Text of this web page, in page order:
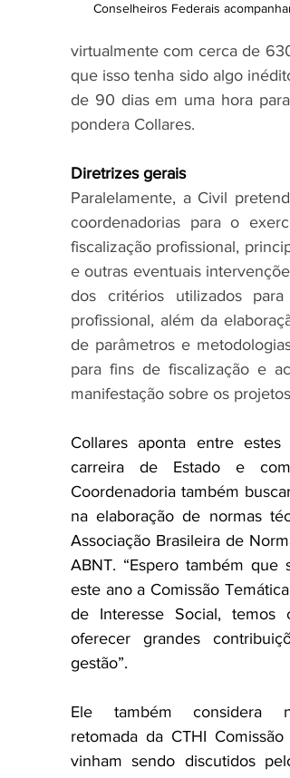
Conselheiros Federais
virtualmente com cerca de
que isso tenha sido algo
de 90 dias em uma hora
pondera Collares.
Diretrizes gerais
Paralelamente, a Civil
coordenadorias para o
fiscalização profissional,
e outras eventuais
dos critérios utilizados
profissional, além da
de parâmetros e
para fins de fiscalização e
manifestação sobre os
Collares aponta entre
carreira de Estado e
Coordenadoria também
na elaboração de normas
Associação Brasileira de
ABNT. “Espero também que
este ano a Comissão
de Interesse Social, temos
oferecer grandes
gestão”.
Ele também considera
retomada da CTHI
vinham sendo discutidos